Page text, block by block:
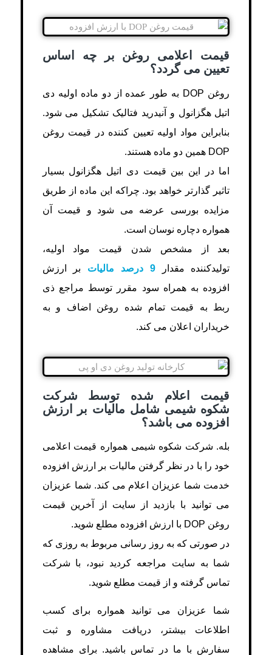
قیمت اعلامی روغن بر چه اساس
تعیین می گردد؟
روغن DOP به طور عمده از دو ماده اولیه دی
اتیل هگزانول و آنیدرید فتالیک تشکیل می شود.
بنابراین مواد اولیه تعیین کننده در قیمت روغن
DOP همین دو ماده هستند.
اما در این بین قیمت دی اتیل هگزانول بسیار
تاثیر گذارتر خواهد بود. چراکه این ماده از طریق
مزایده بورسی عرضه می شود و قیمت آن
همواره دچاره نوسان است.
بعد از مشخص شدن قیمت مواد اولیه،
تولیدکننده مقدار9 درصد مالیات
بر ارزش
افزوده به همراه سود مقرر توسط مراجع ذی
ربط به قیمت تمام شده روغن اضاف و به
خریداران اعلان می کند.
قیمت اعلام شده توسط شرکت
شکوه شیمی شامل مالیات بر ارزش
افزوده می باشد؟
بله. شرکت شکوه شیمی همواره قیمت اعلامی
خود را با در نظر گرفتن مالیات بر ارزش افزوده
خدمت شما عزیزان اعلام می کند. شما عزیزان
می توانید با بازدید از سایت از آخرین قیمت
روغن DOP با ارزش افزوده مطلع شوید.
در صورتی که به روز رسانی مربوط به روزی که
شما به سایت مراجعه کردید نبود، با شرکت
تماس گرفته و از قیمت مطلع شوید.
شما عزیزان می توانید همواره برای کسب
اطلاعات بیشتر، دریافت مشاوره و ثبت
سفارش با ما در تماس باشید. برای مشاهده